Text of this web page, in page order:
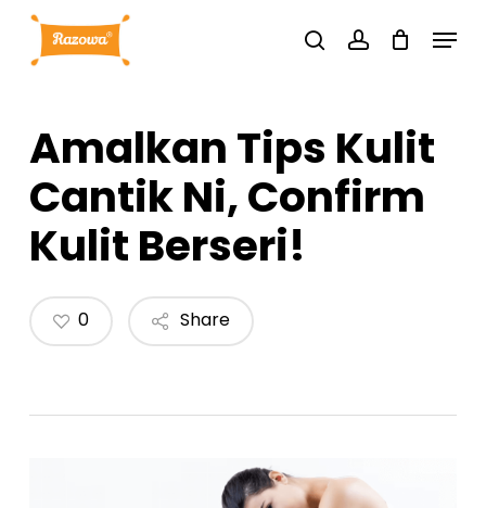
main
searchaccount
Menu
Amalkan Tips Kulit
Cantik Ni, Confirm
Kulit Berseri!
Share
0